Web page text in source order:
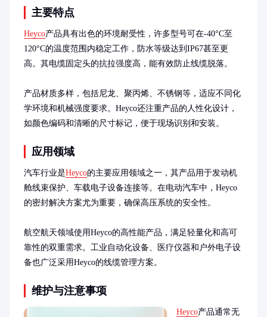
主要特点
Heyco产品具有出色的环境耐受性，许多型号可在-40°C至
120°C的温度范围内稳定工作，防水等级达到IP67甚至更
高。其电缆固定头的抗拉强度高，能有效防止线缆脱落。
产品材质多样，包括尼龙、聚丙烯、不锈钢等，适应不同化
学环境和机械强度要求。Heyco还注重产品的人性化设计，
如颜色编码和清晰的尺寸标记，便于现场识别和安装。
应用领域
汽车行业是Heyco的主要应用领域之一，其产品用于发动机
舱线束保护、车载电子设备连接等。在电动汽车中，Heyco
的密封解决方案尤为重要，确保高压系统的安全性。
航空航天领域使用Heyco的高性能产品，满足轻量化和高可
靠性的双重需求。工业自动化设备、医疗仪器和户外电子设
备也广泛采用Heyco的线缆管理方案。
维护与注意事项
Heyco产品通常无